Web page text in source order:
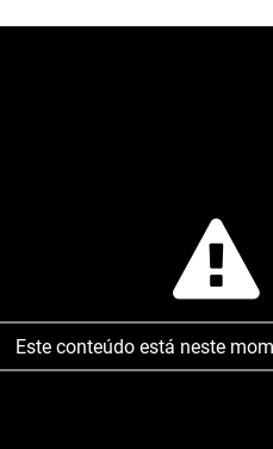
Este conteúdo está neste